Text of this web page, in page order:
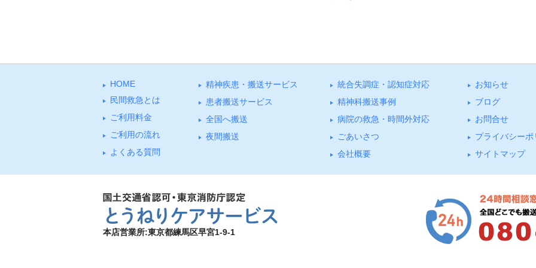
HOME
⺠間救急とは
ご利⽤料⾦
ご利⽤の流れ
よくある質問
精神疾患・搬送サービス
患者搬送サービス
全国へ搬送
夜間搬送
統合失調症・認知症対応
精神科搬送事例
病院の救急・時間外対応
ごあいさつ
会社概要
お知らせ
ブログ
お問合せ
プライバシーポ
サイトマップ
本店営業所:東京都練馬区早宮1-9-1